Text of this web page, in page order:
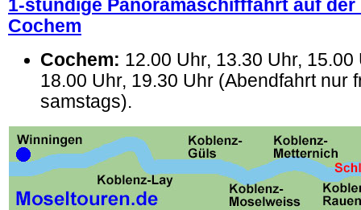
1-stündige Panoramaschifffahrt auf der
Cochem
Cochem: 12.00 Uhr, 13.30 Uhr, 15.00
18.00 Uhr, 19.30 Uhr (Abendfahrt nur
samstags).